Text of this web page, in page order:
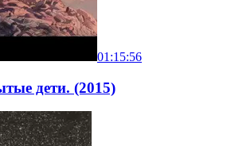
01:15:56
дети. (2015)